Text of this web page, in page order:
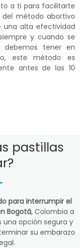
a ti para facilitarte
método abortivo
una alta efectividad
y cuando se
tener en
este método es
antes de las 10
pastillas
para interrumpir el
Bogotá, Colombia a
una opción segura y
su embarazo